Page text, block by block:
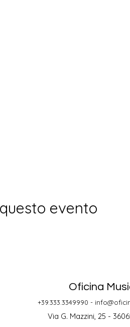
evento
Oficina
+39.333.3349990 -
Via G. Mazzini, 25 -